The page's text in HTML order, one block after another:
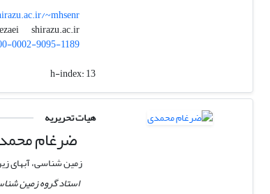
~mhsenr
mohsen-rezaei
shirazu.ac.ir
0002-9095-1189
h-index:13
هیات تحریریه
ضرغام
زمین شناسی، آبهای
استاد گروه زمین